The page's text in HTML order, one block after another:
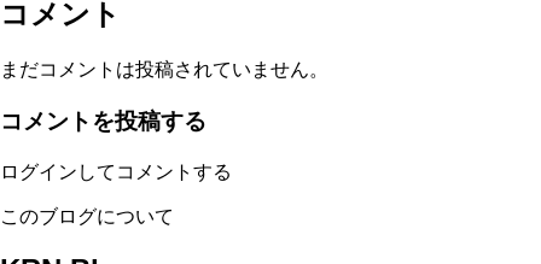
コメント
まだコメントは投稿されていません。
コメントを投稿する
ログインしてコメントする
このブログについて